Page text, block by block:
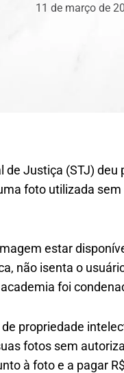
11 de março de
de Justiça (STJ)
foto utilizada
estar
não isenta o
foi
propriedade
fotos sem
à foto e a pagar